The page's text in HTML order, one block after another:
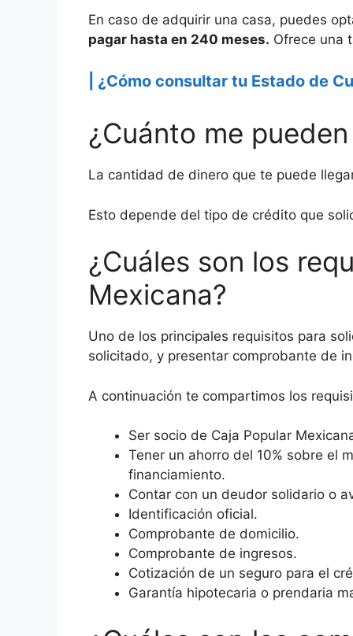
En caso de adquirir una casa, puedes
pagar hasta en 240 meses. Ofrece una
| ¿Cómo consultar tu Estado de
¿Cuánto me
La cantidad de dinero que te puede
Esto depende del tipo de crédito que
¿Cuáles son los
Mexicana?
Uno de los principales requisitos para
solicitado, y presentar comprobante de
A continuación te compartimos los
Ser socio de Caja Popular
Tener un ahorro del 10% sobre el
financiamiento.
Contar con un deudor solidario o
Identificación oficial.
Comprobante de domicilio.
Comprobante de ingresos.
Cotización de un seguro para el
Garantía hipotecaria o prendaria